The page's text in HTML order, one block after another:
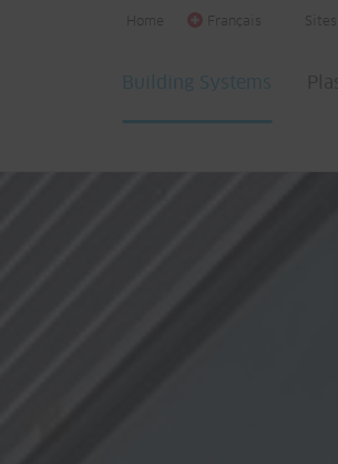
Home Français Sites
Building Systems